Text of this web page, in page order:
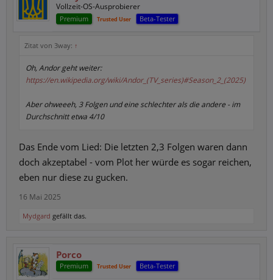
Vollzeit-OS-Ausprobierer
Premium Trusted User Beta-Tester
Zitat von 3way: ↑
Oh, Andor geht weiter:
https://en.wikipedia.org/wiki/Andor_(TV_series)#Season_2_(2025)
Aber ohweeeh, 3 Folgen und eine schlechter als die andere - im
Durchschnitt etwa 4/10
Das Ende vom Lied: Die letzten 2,3 Folgen waren dann
doch akzeptabel - vom Plot her würde es sogar reichen,
eben nur diese zu gucken.
16 Mai 2025
Mydgard gefällt das.
Porco
Premium Trusted User Beta-Tester